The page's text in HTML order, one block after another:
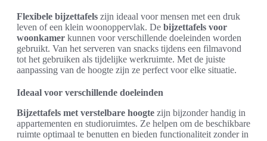
Flexibele bijzettafels zijn ideaal voor mensen met een druk
leven of een klein woonoppervlak. De bijzettafels voor
woonkamer kunnen voor verschillende doeleinden worden
gebruikt. Van het serveren van snacks tijdens een filmavond
tot het gebruiken als tijdelijke werkruimte. Met de juiste
aanpassing van de hoogte zijn ze perfect voor elke situatie.
Ideaal voor verschillende doeleinden
Bijzettafels met verstelbare hoogte zijn bijzonder handig in
appartementen en studioruimtes. Ze helpen om de beschikbare
ruimte optimaal te benutten en bieden functionaliteit zonder in